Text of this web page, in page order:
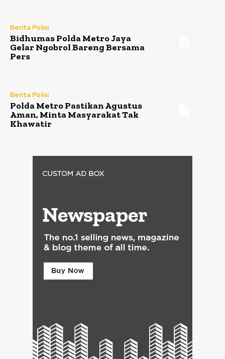
Berita Polisi
Bidhumas Polda Metro Jaya
Gelar Ngobrol Bareng Bersama
Pers
Berita Polisi
Polda Metro Pastikan Agustus
Aman, Minta Masyarakat Tak
Khawatir